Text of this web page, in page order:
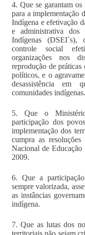
4. Que se garantam
para a implementação
Indígena e efetivação
e administrativa dos
Indígenas
controle social
organizações nos
reprodução de práticas
políticos, e o
desassistência em
comunidades indígenas.
5. Que o
participação dos
implementação dos
cumpra as
Nacional de
2009.
6. Que a
sempre valorizada,
as instâncias
indígena.
7. Que as lutas dos
territoriais não sejam